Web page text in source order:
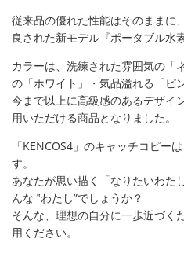
従来品の優れた性能はそのままに
良された新モデル『ポータブル水
カラーは、洗練された雰囲気の「
の「ホワイト」・気品溢れる「ピ
今まで以上に高級感のあるデザイ
用いただける商品となりました。
「KENCOS4」のキャッチコピー
す。
あなたが思い描く「なりたいわた
んな ‟わたし”でしょうか？
そんな、理想の自分に一歩近づく
用ください。